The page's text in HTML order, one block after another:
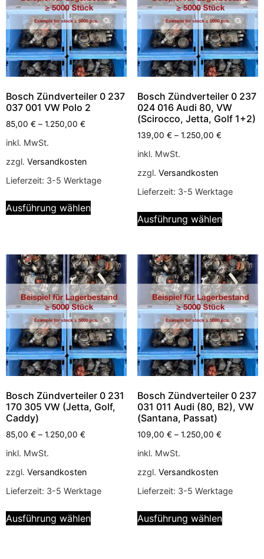
Bosch Zündverteiler 0 237
037 001 VW Polo 2
85,00 € – 1.250,00 €
inkl. MwSt.
zzgl. Versandkosten
Lieferzeit: 3-5 Werktage
Ausführung wählen
Bosch Zündverteiler 0 237
024 016 Audi 80, VW
(Scirocco, Jetta, Golf 1+2)
139,00 € – 1.250,00 €
inkl. MwSt.
zzgl. Versandkosten
Lieferzeit: 3-5 Werktage
Ausführung wählen
Bosch Zündverteiler 0 231
170 305 VW (Jetta, Golf,
Caddy)
85,00 € – 1.250,00 €
inkl. MwSt.
zzgl. Versandkosten
Lieferzeit: 3-5 Werktage
Ausführung wählen
Bosch Zündverteiler 0 237
031 011 Audi (80, B2), VW
(Santana, Passat)
109,00 € – 1.250,00 €
inkl. MwSt.
zzgl. Versandkosten
Lieferzeit: 3-5 Werktage
Ausführung wählen